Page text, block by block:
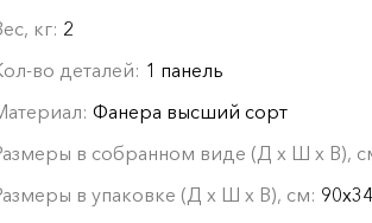
кг: 2
во деталей: 1 панель
Фанера высший сорт
в собранном виде (Д х Ш х В),
в упаковке (Д х Ш х В), см: